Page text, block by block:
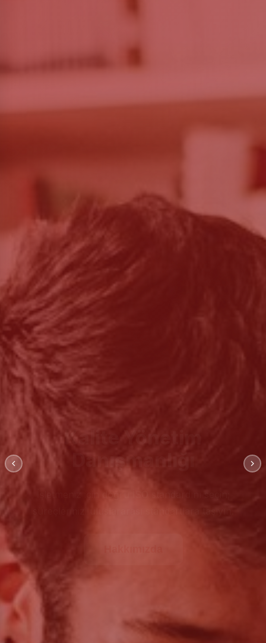
Kalite Yönetim
Danışmanlığı
İşletmeniz için doğru İSO standardını seçin;
süreçlerinizi uluslararası standartlara taşıyın.